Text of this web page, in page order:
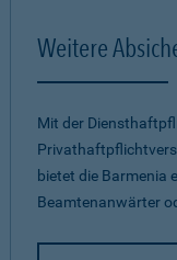
Weitere
Mit der
bietet die Barmenia
Beamtenanwärter